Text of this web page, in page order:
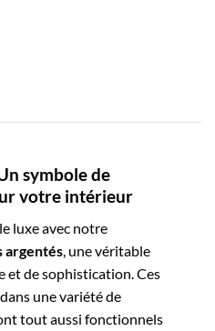
symbole de
votre intérieur
luxe avec notre
argentés , une véritable
et de sophistication. Ces
une variété de
tout aussi fonctionnels